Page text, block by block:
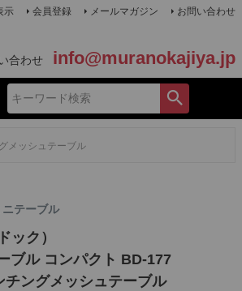
示 会員登録 メールマガジン お問い合わせ
合わせ info@muranokajiya.jp
メッシュテーブル
テーブル
ック）
ブル コンパクト BD-177
チングメッシュテーブル